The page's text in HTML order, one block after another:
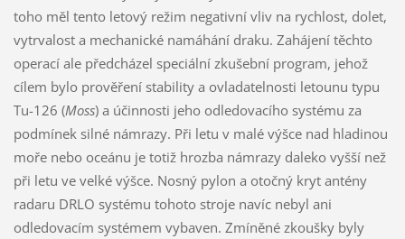
toho měl tento letový režim negativní vliv na rychlost, dolet,
vytrvalost a mechanické namáhání draku. Zahájení těchto
operací ale předcházel speciální zkušební program, jehož
cílem bylo prověření stability a ovladatelnosti letounu typu
Tu-126 (Moss) a účinnosti jeho odledovacího systému za
podmínek silné námrazy. Při letu v malé výšce nad hladinou
moře nebo oceánu je totiž hrozba námrazy daleko vyšší než
při letu ve velké výšce. Nosný pylon a otočný kryt antény
radaru DRLO systému tohoto stroje navíc nebyl ani
odledovacím systémem vybaven. Zmíněné zkoušky byly